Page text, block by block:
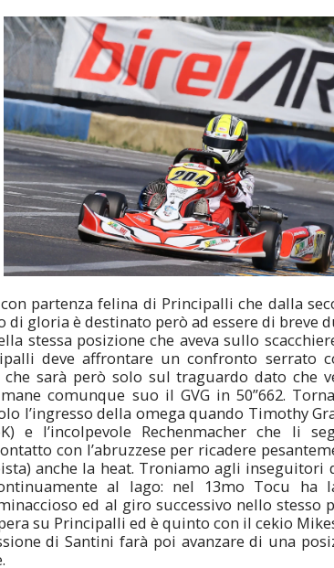
partenza felina di Principalli che dalla
di gloria è destinato però ad essere di breve
stessa posizione che aveva sullo
deve affrontare un confronto serrato
che sarà però solo sul traguardo dato che
comunque suo il GVG in 50”662.
l’ingresso della omega quando Timothy
e l’incolpevole Rechenmacher che li
con l’abruzzese per ricadere
anche la heat. Troniamo agli
al lago: nel 13mo Tocu ha
ed al giro successivo nello stesso
su Principalli ed è quinto con il cekio
di Santini farà poi avanzare di una